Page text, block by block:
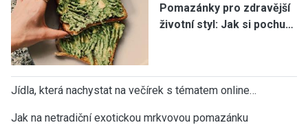
Pomazánky pro zdravější
životní styl: Jak si pochu…
Jídla, která nachystat na večírek s tématem online…
Jak na netradiční exotickou mrkvovou pomazánku